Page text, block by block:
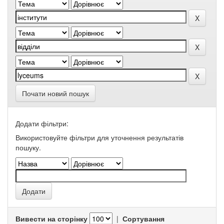
Почати новий пошук
Додати фільтри:
Використовуйте фільтри для уточнення результатів
пошуку.
Вивести на сторінку | Сортування